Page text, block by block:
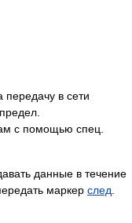
в сети
с помощью спец.
данные в течение
маркер след